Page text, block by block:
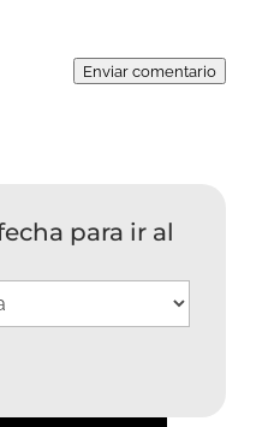
Enviar comentario
para ir al